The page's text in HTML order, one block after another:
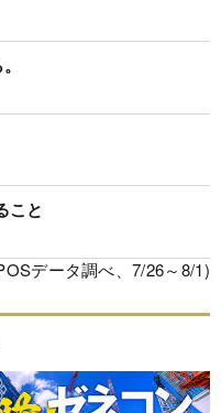
こと
データ調べ、7/26～8/1)